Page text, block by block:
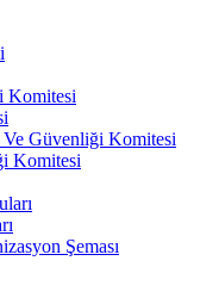
Komitesi
Ve Güvenliği Komitesi
Komitesi
Şeması